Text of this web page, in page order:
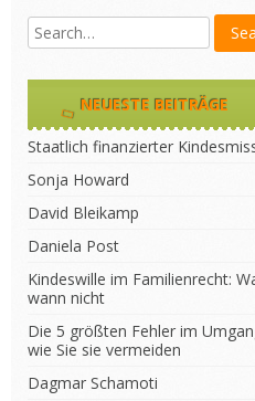
NEUESTE BEITRÄGE
Staatlich finanzierter
Sonja Howard
David Bleikamp
Daniela Post
Kindeswille im Familienrecht:
wann nicht
Die 5 größten Fehler im
wie Sie sie vermeiden
Dagmar Schamoti